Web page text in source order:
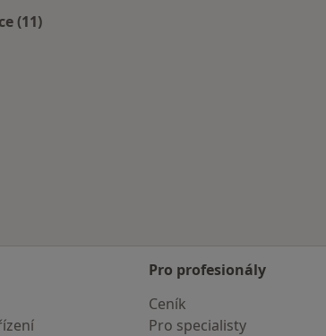
(11)
Pro profesionály
Ceník
Pro specialisty